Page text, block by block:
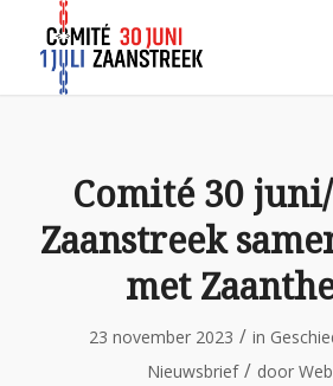
Comité 30
Zaanstreek
met
23 november 2023 / in
Nieuwsbrief / door